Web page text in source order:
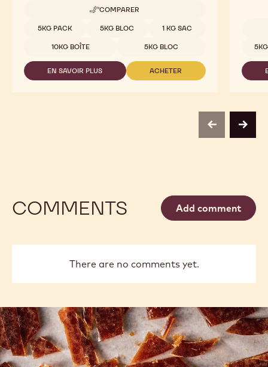
COMPARER
-
D
Tailles disponibles
5KG PACK 5KG BLOC 1 KG SAC
10KG BOÎTE 5KG BLOC
EN SAVOIR PLUS
-
ACHETER
-
previousnext
COMMENTS Add comment
There are no comments yet.